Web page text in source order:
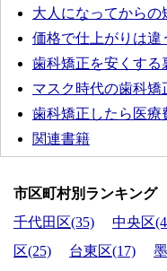
大人になってからの
価格で仕上がりは違
歯科矯正を安くする
マスク時代の歯科矯
歯科矯正したら医療
関連書籍
市区町村別ランキング
千代田区(35)
中央区
区(25)
台東区(17)